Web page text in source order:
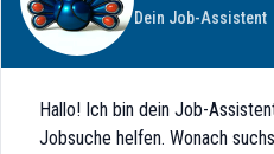
Dein Job-Assistent
Hallo! Ich bin dein Job-
Jobsuche helfen. Wonach